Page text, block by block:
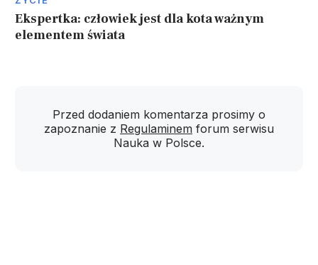
Ekspertka: człowiek jest dla kota ważnym
elementem świata
Przed dodaniem komentarza prosimy o
zapoznanie z Regulaminem forum serwisu
Nauka w Polsce.